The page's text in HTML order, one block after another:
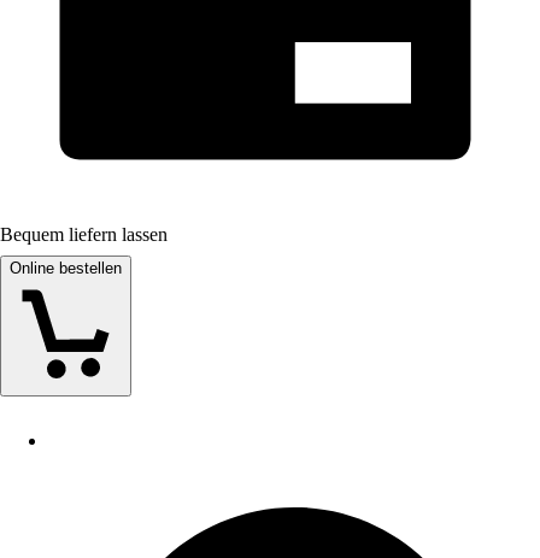
Bequem liefern lassen
Online bestellen